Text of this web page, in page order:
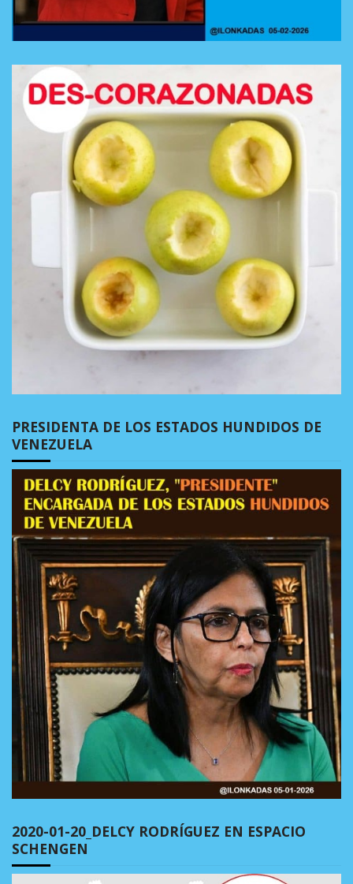
PRESIDENTA DE LOS ESTADOS HUNDIDOS DE
VENEZUELA
2020-01-20_DELCY RODRÍGUEZ EN ESPACIO
SCHENGEN